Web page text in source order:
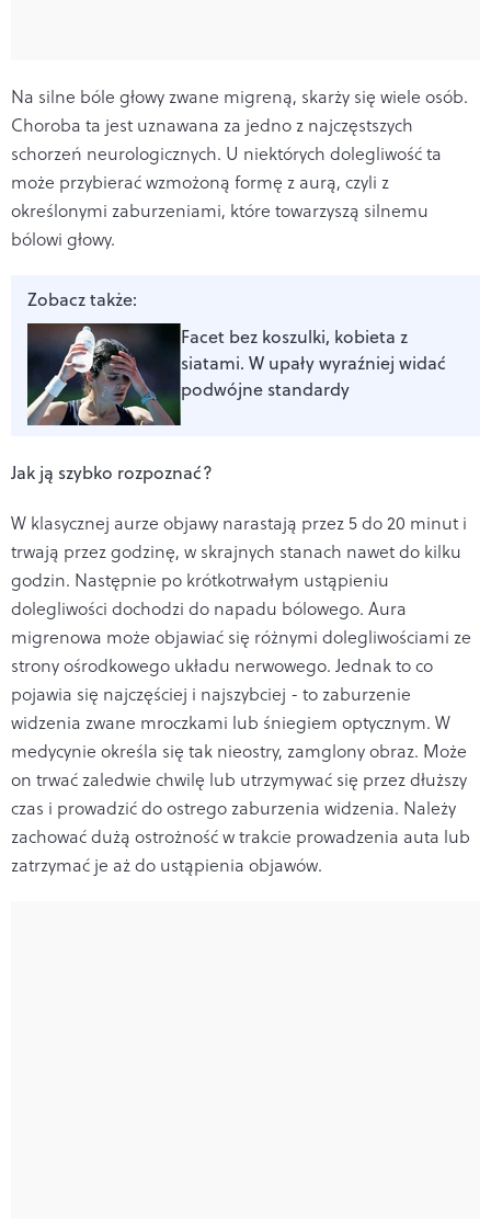
Na silne bóle głowy zwane migreną, skarży się wiele osób.
Choroba ta jest uznawana za jedno z najczęstszych
schorzeń neurologicznych. U niektórych dolegliwość ta
może przybierać wzmożoną formę z aurą, czyli z
określonymi zaburzeniami, które towarzyszą silnemu
bólowi głowy.
Zobacz także:
Facet bez koszulki, kobieta z
siatami. W upały wyraźniej widać
podwójne standardy
Jak ją szybko rozpoznać?
W klasycznej aurze objawy narastają przez 5 do 20 minut i
trwają przez godzinę, w skrajnych stanach nawet do kilku
godzin. Następnie po krótkotrwałym ustąpieniu
dolegliwości dochodzi do napadu bólowego. Aura
migrenowa może objawiać się różnymi dolegliwościami ze
strony ośrodkowego układu nerwowego. Jednak to co
pojawia się najczęściej i najszybciej - to zaburzenie
widzenia zwane mroczkami lub śniegiem optycznym. W
medycynie określa się tak nieostry, zamglony obraz. Może
on trwać zaledwie chwilę lub utrzymywać się przez dłuższy
czas i prowadzić do ostrego zaburzenia widzenia. Należy
zachować dużą ostrożność w trakcie prowadzenia auta lub
zatrzymać je aż do ustąpienia objawów.